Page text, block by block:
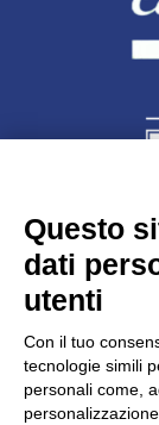
Largo
C.F.
Questo
dati
utenti
Con il tuo
tecnologie simili
personali come,